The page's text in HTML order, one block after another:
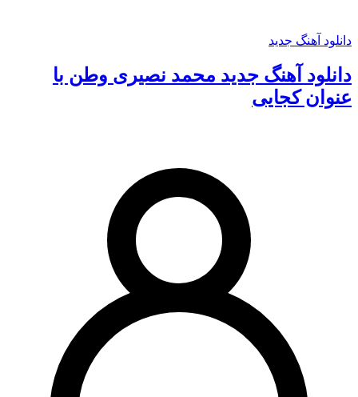
دانلود آهنگ جدید
دانلود آهنگ جدید محمد نصیری وطن با
عنوان کجایی